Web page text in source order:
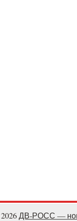
ДВ-РОСС —